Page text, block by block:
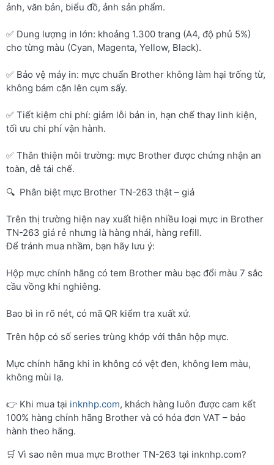
ảnh, văn bản, biểu đồ, ảnh sản phẩm.
✅ Dung lượng in lớn: khoảng 1.300 trang (A4, độ phủ 5%)
cho từng màu (Cyan, Magenta, Yellow, Black).
✅ Bảo vệ máy in: mực chuẩn Brother không làm hại trống từ,
không bám cặn lên cụm sấy.
✅ Tiết kiệm chi phí: giảm lỗi bản in, hạn chế thay linh kiện,
tối ưu chi phí vận hành.
✅ Thân thiện môi trường: mực Brother được chứng nhận an
toàn, dễ tái chế.
🔍 Phân biệt mực Brother TN-263 thật – giả
Trên thị trường hiện nay xuất hiện nhiều loại mực in Brother
TN-263 giá rẻ nhưng là hàng nhái, hàng refill.
Để tránh mua nhầm, bạn hãy lưu ý:
Hộp mực chính hãng có tem Brother màu bạc đổi màu 7 sắc
cầu vồng khi nghiêng.
Bao bì in rõ nét, có mã QR kiểm tra xuất xứ.
Trên hộp có số series trùng khớp với thân hộp mực.
Mực chính hãng khi in không có vệt đen, không lem màu,
không mùi lạ.
👉 Khi mua tại inknhp.com, khách hàng luôn được cam kết
100% hàng chính hãng Brother và có hóa đơn VAT – bảo
hành theo hãng.
🛒 Vì sao nên mua mực Brother TN-263 tại inknhp.com?